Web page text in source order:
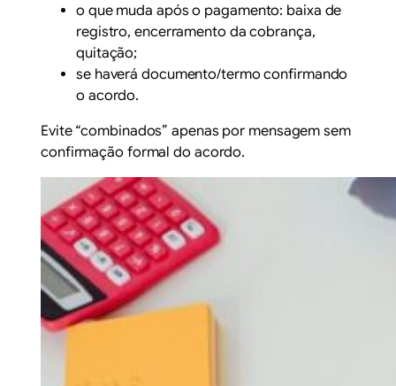
o que muda após o pagamento: baixa de
registro, encerramento da cobrança,
quitação;
se haverá documento/termo confirmando
o acordo.
Evite “combinados” apenas por mensagem sem
confirmação formal do acordo.